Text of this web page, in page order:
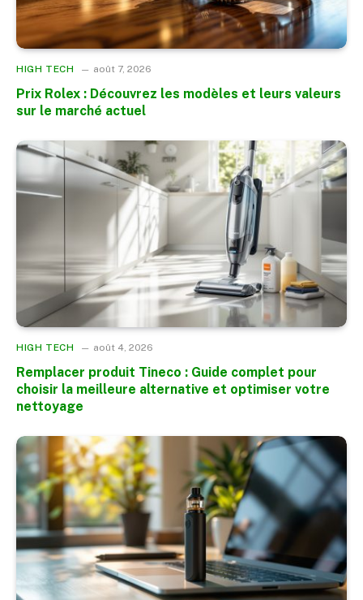
HIGH TECH août 7, 2026
Prix Rolex : Découvrez les modèles et leurs valeurs
sur le marché actuel
HIGH TECH août 4, 2026
Remplacer produit Tineco : Guide complet pour
choisir la meilleure alternative et optimiser votre
nettoyage